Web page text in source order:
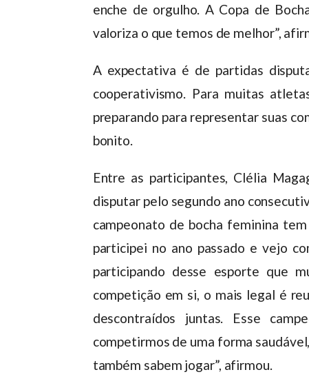
enche de orgulho. A Copa de
valoriza o que temos de melhor”,
A expectativa é de partidas
cooperativismo. Para muitas
preparando para representar suas
bonito.
Entre as participantes, Clélia
disputar pelo segundo ano
campeonato de bocha feminina
participei no ano passado e vejo
participando desse esporte que
competição em si, o mais legal é
descontraídos juntas. Esse
competirmos de uma forma
também sabem jogar”, afirmou.